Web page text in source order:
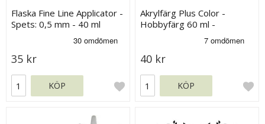
Flaska Fine Line Applicator -
Spets: 0,5 mm - 40 ml
35 kr
KÖP
Akrylfärg Plus Color -
Hobbyfärg 60 ml -
40 kr
KÖP